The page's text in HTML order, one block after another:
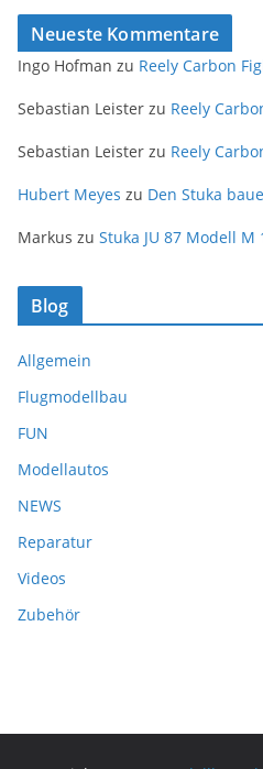
Neueste Kommentare
Ingo Hofman zu Reely Carbon
Sebastian Leister zu Reely
Sebastian Leister zu Reely
Hubert Meyes zu Den Stuka
Markus zu Stuka JU 87 Modell
Blog
Allgemein
Flugmodellbau
FUN
Modellautos
NEWS
Reparatur
Videos
Zubehör